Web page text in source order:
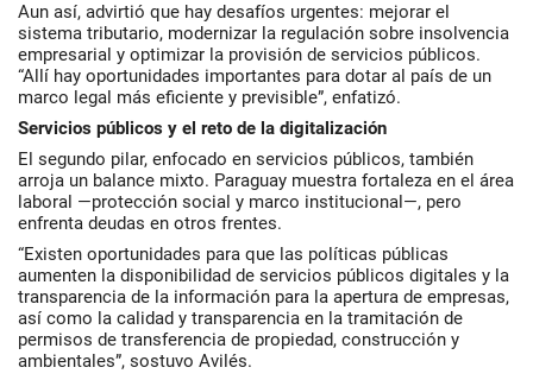
Aun así, advirtió que hay desafíos urgentes: mejorar el
sistema tributario, modernizar la regulación sobre insolvencia
empresarial y optimizar la provisión de servicios públicos.
“Allí hay oportunidades importantes para dotar al país de un
marco legal más eficiente y previsible”, enfatizó.
Servicios públicos y el reto de la digitalización
El segundo pilar, enfocado en servicios públicos, también
arroja un balance mixto. Paraguay muestra fortaleza en el área
laboral —protección social y marco institucional—, pero
enfrenta deudas en otros frentes.
“Existen oportunidades para que las políticas públicas
aumenten la disponibilidad de servicios públicos digitales y la
transparencia de la información para la apertura de empresas,
así como la calidad y transparencia en la tramitación de
permisos de transferencia de propiedad, construcción y
ambientales”, sostuvo Avilés.